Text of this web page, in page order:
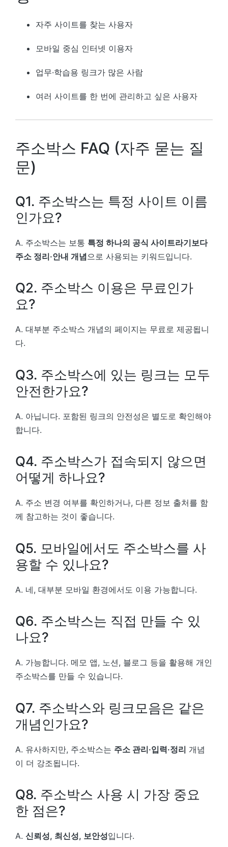
자주 사이트를 찾는 사용자
모바일 중심 인터넷 이용자
업무·학습용 링크가 많은 사람
여러 사이트를 한 번에 관리하고 싶은 사용자
주소박스 FAQ (자주 묻는 질
문)
Q1. 주소박스는 특정 사이트 이름
인가요?
A. 주소박스는 보통 특정 하나의 공식 사이트라기보다
주소 정리·안내 개념으로 사용되는 키워드입니다.
Q2. 주소박스 이용은 무료인가
요?
A. 대부분 주소박스 개념의 페이지는 무료로 제공됩니
다.
Q3. 주소박스에 있는 링크는 모두
안전한가요?
A. 아닙니다. 포함된 링크의 안전성은 별도로 확인해야
합니다.
Q4. 주소박스가 접속되지 않으면
어떻게 하나요?
A. 주소 변경 여부를 확인하거나, 다른 정보 출처를 함
께 참고하는 것이 좋습니다.
Q5. 모바일에서도 주소박스를 사
용할 수 있나요?
A. 네, 대부분 모바일 환경에서도 이용 가능합니다.
Q6. 주소박스는 직접 만들 수 있
나요?
A. 가능합니다. 메모 앱, 노션, 블로그 등을 활용해 개인
주소박스를 만들 수 있습니다.
Q7. 주소박스와 링크모음은 같은
개념인가요?
A. 유사하지만, 주소박스는 주소 관리·입력·정리 개념
이 더 강조됩니다.
Q8. 주소박스 사용 시 가장 중요
한 점은?
A. 신뢰성, 최신성, 보안성입니다.